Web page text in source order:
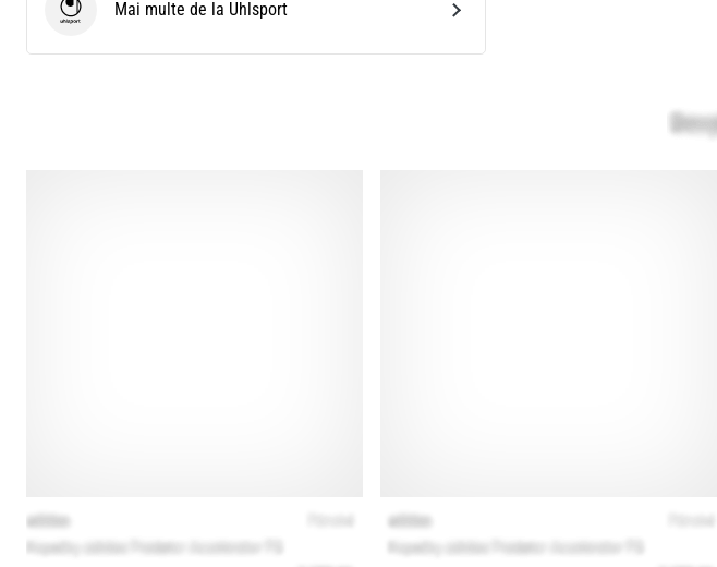
UhlsportMai multe de la Uhlsport